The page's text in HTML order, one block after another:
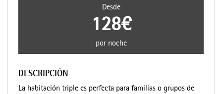
Desde
128€
por noche
DESCRIPCIÓN
La habitación triple es perfecta para familias o grupos de